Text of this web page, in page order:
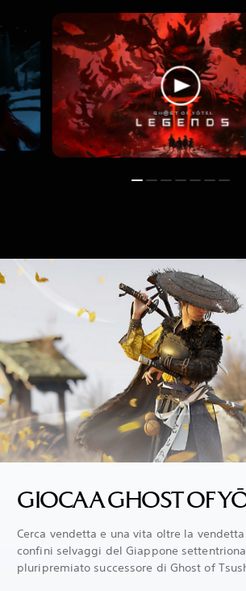
GIOCA A GHOST OF
Cerca vendetta e una vita oltre la
confini selvaggi del Giappone
pluripremiato successore di Ghost of